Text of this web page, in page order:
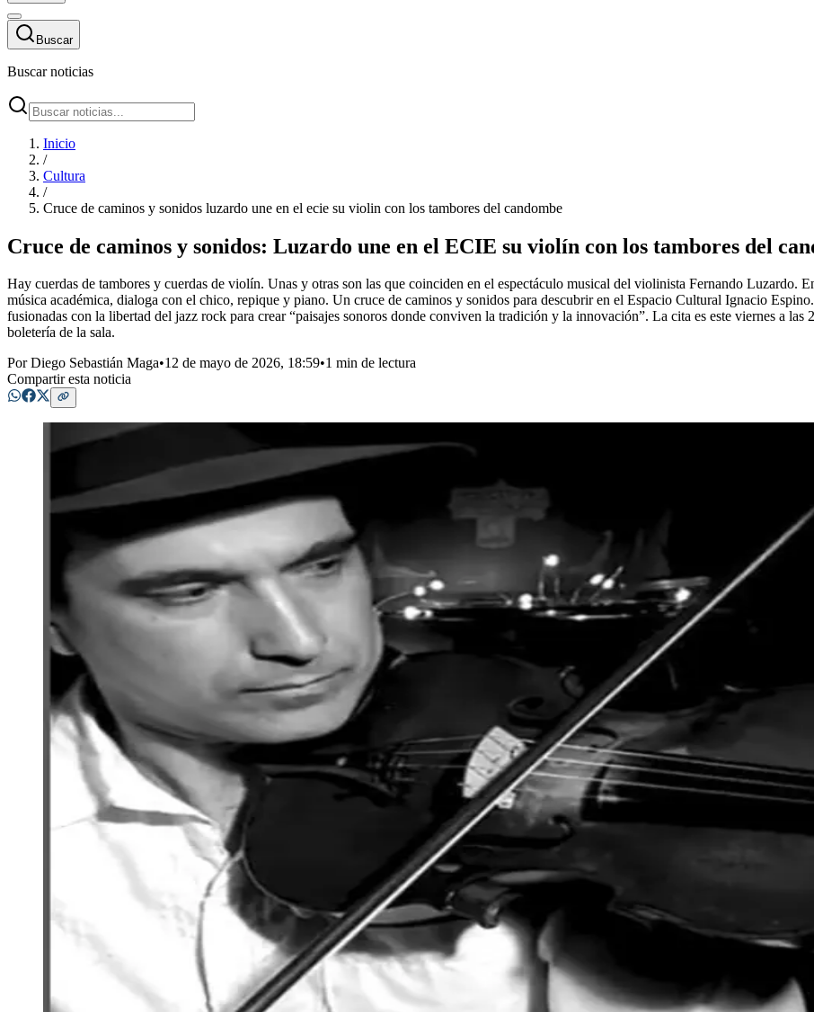
Buscar
Buscar noticias
Inicio
/
Cultura
/
Cruce de caminos y sonidos luzardo une en el ecie su violin con los tambores del candombe
Cruce de caminos y sonidos: Luzardo une en el ECIE su violín con los tambores del
Hay cuerdas de tambores y cuerdas de violín. Unas y otras son las que coinciden en el espectáculo musical del violinista Fernando Luzardo.
música académica, dialoga con el chico, repique y piano. Un cruce de caminos y sonidos para descubrir en el Espacio Cultural Ignacio
fusionadas con la libertad del jazz rock para crear “paisajes sonoros donde conviven la tradición y la innovación”. La cita es este viernes a las
boletería de la sala.
PorDiego Sebastián Maga•12 de mayo de 2026, 18:59•1 min de lectura
Compartir esta noticia